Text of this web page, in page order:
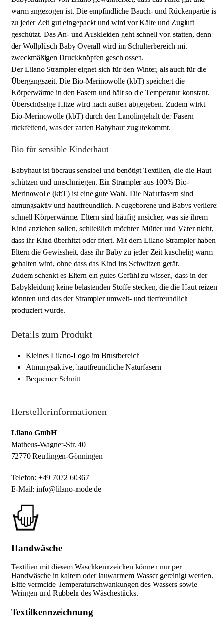
warm angezogen ist. Die empfindliche Bauch- und Rückenpartie
zu jeder Zeit gut eingepackt und wird vor Kälte und Zugluft
geschützt. Das An- und Auskleiden geht schnell von statten, denn
der Wollplüsch Baby Overall wird im Schulterbereich mit
zweckmäßigen Druckknöpfen geschlossen.
Der Lilano Strampler eignet sich für den Winter, als auch für die
Übergangszeit. Die Bio-Merinowolle (kbT) speichert die
Körperwärme in den Fasern und hält so die Temperatur konstant.
Überschüssige Hitze wird nach außen abgegeben. Zudem wirkt
Bio-Merinowolle (kbT) durch den Lanolingehalt der Fasern
rückfettend, was der zarten Babyhaut zugutekommt.
Bio für sensible Kinderhaut
Babyhaut ist überaus sensibel und benötigt Textilien, die die Haut
schützen und umschmiegen. Ein Strampler aus 100% Bio-
Merinowolle (kbT) ist eine gute Wahl. Die Naturfasern sind
atmungsaktiv und hautfreundlich. Neugeborene und Babys
schnell Körperwärme. Eltern sind häufig unsicher, was sie ihrem
Kind anziehen sollen, schließlich möchten Mütter und Väter nicht,
dass ihr Kind überhitzt oder friert. Mit dem Lilano Strampler haben
Eltern die Gewissheit, dass ihr Baby zu jeder Zeit kuschelig warm
gehalten wird, ohne dass das Kind ins Schwitzen gerät.
Zudem schenkt es Eltern ein gutes Gefühl zu wissen, dass in der
Babykleidung keine belastenden Stoffe stecken, die die Haut reizen
könnten und das der Strampler umwelt- und tierfreundlich
produziert wurde.
Details zum Produkt
Kleines Lilano-Logo im Brustbereich
Atmungsaktive, hautfreundliche Naturfasern
Bequemer Schnitt
Herstellerinformationen
Lilano GmbH
Matheus-Wagner-Str. 40
72770 Reutlingen-Gönningen
Telefon: +49 7072 60367
E-Mail: info@lilano-mode.de
Handwäsche
Textilien mit diesem Waschkennzeichen können nur per
Handwäsche in kaltem oder lauwarmem Wasser gereinigt werden.
Bitte vermeide Temperaturschwankungen des Wassers sowie
Wringen und Rubbeln des Wäschestücks.
Textilkennzeichnung